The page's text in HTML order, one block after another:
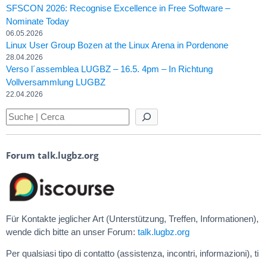
SFSCON 2026: Recognise Excellence in Free Software –
Nominate Today
06.05.2026
Linux User Group Bozen at the Linux Arena in Pordenone
28.04.2026
Verso l´assemblea LUGBZ – 16.5. 4pm – In Richtung
Vollversammlung LUGBZ
22.04.2026
Forum talk.lugbz.org
Für Kontakte jeglicher Art (Unterstützung, Treffen, Informationen),
wende dich bitte an unser Forum: talk.lugbz.org
Per qualsiasi tipo di contatto (assistenza, incontri, informazioni), ti